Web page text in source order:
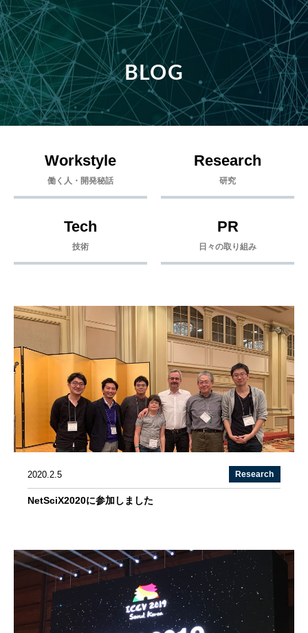
BLOG
Workstyle
働く人・開発秘話
Research
研究
Tech
技術
PR
日々の取り組み
2020.2.5 Research
NetSciX2020に参加しました